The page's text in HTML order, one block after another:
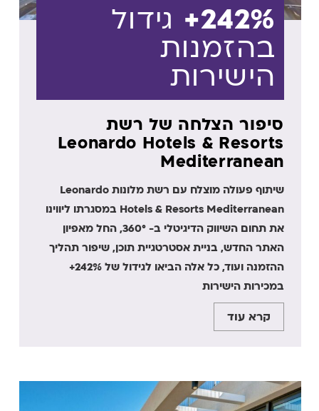
242%+ גידול
בהזמנות
הישירות
סיפור הצלחה של רשת
Leonardo Hotels & Resorts
Mediterranean
שיתוף פעולה מוצלח עם רשת מלונות Leonardo
Hotels & Resorts Mediterranean במסגרתו ליווינו
את תחום השיווק הדיגיטלי ב- 360°, החל מאפיון
האתר החדש, בניית אסטרטגיית תוכן, שיפור תהליך
ההזמנה ועוד, כל אלה הביאו לגידול של 242%+
במכירות הישירות
קרא עוד